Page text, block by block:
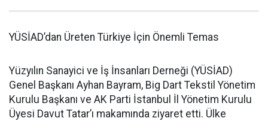
YÜSİAD’dan Üreten Türkiye İçin Önemli Temas
Yüzyılın Sanayici ve İş İnsanları Derneği (YÜSİAD)
Genel Başkanı Ayhan Bayram, Big Dart Tekstil Yönetim
Kurulu Başkanı ve AK Parti İstanbul İl Yönetim Kurulu
Üyesi Davut Tatar’ı makamında ziyaret etti. Ülke